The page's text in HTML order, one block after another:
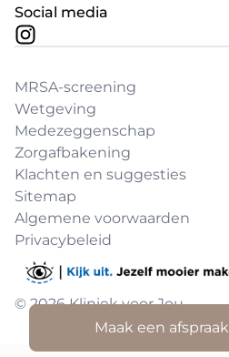
Social media
MRSA-screening
Wetgeving
Medezeggenschap
Zorgafbakening
Klachten en suggesties
Sitemap
© 2026 Kliniek voor Jou
Algemene voorwaarden
Privacybeleid
Maak een afspraak